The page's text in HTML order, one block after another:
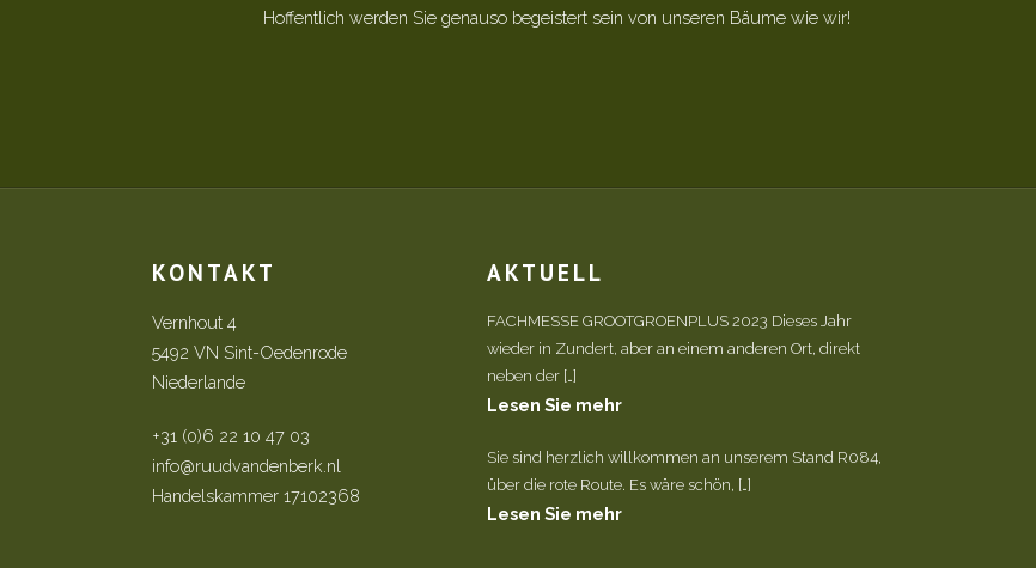
Hoffentlich werden Sie genauso begeistert sein von unseren Bäume wie wir!
KONTAKT
Vernhout 4
5492 VN Sint-Oedenrode
Niederlande
+31 (0)6 22 10 47 03
info@ruudvandenberk.nl
Handelskammer 17102368
AKTUELL
FACHMESSE GROOTGROENPLUS 2023 Dieses Jahr
wieder in Zundert, aber an einem anderen Ort, direkt
neben der […]
Lesen Sie mehr
Sie sind herzlich willkommen an unserem Stand R084,
über die rote Route. Es wäre schön, […]
Lesen Sie mehr